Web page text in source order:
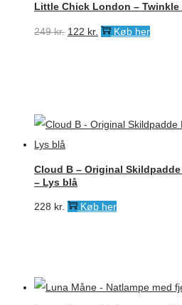
Little Chick London –
249kr. Den
122 kr. DenKøb her
Cloud B – Original
– Lys blå
228 kr. Køb her